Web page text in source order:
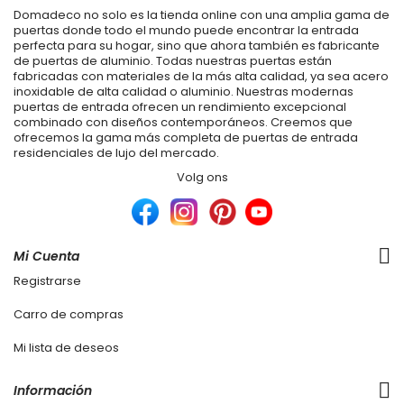
Domadeco no solo es la tienda online con una amplia gama de
puertas donde todo el mundo puede encontrar la entrada
perfecta para su hogar, sino que ahora también es fabricante
de puertas de aluminio. Todas nuestras puertas están
fabricadas con materiales de la más alta calidad, ya sea acero
inoxidable de alta calidad o aluminio. Nuestras modernas
puertas de entrada ofrecen un rendimiento excepcional
combinado con diseños contemporáneos. Creemos que
ofrecemos la gama más completa de puertas de entrada
residenciales de lujo del mercado.
Volg ons
Mi Cuenta
Registrarse
Carro de compras
Mi lista de deseos
Información